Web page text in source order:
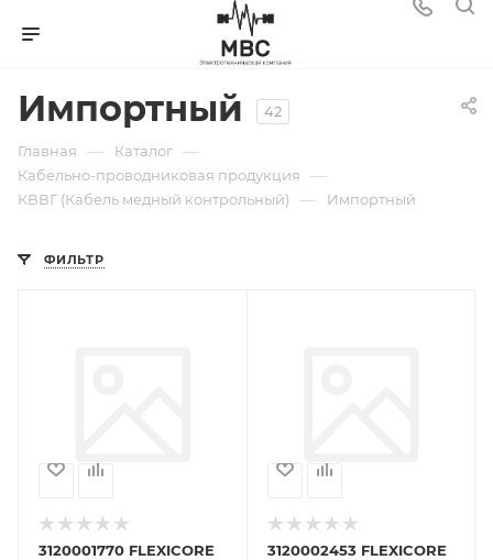
Импортный 42
Главная — Каталог —
Кабельно-проводниковая продукция —
КВВГ (Кабель медный контрольный) — Импортный
ФИЛЬТР
3120001770 FLEXICORE
3120002453 FLEXICORE